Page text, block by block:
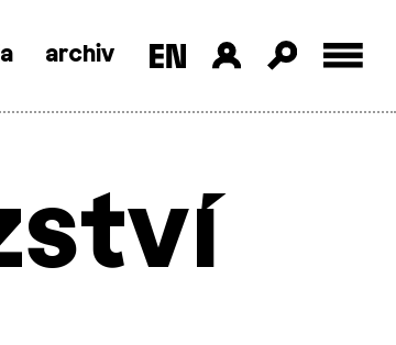
archiv